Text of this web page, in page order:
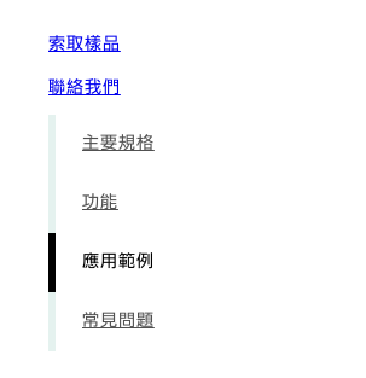
索取樣品
聯絡我們
主要規格
功能
應用範例
常見問題